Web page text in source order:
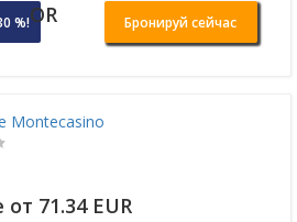
%!OR Бронируй сейчас
Montecasino
от 71.34 EUR